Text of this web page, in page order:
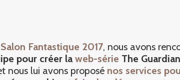
Salon Fantastique 2017, nous avons
pour créer laweb-série The
nous lui avons proposé nos services